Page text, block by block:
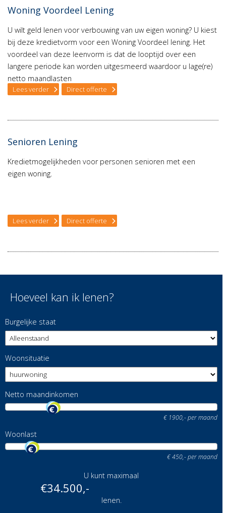
Woning Voordeel Lening
U wilt geld lenen voor verbouwing van uw eigen woning? U kiest
bij deze kredietvorm voor een Woning Voordeel lening. Het
voordeel van deze leenvorm is dat de looptijd over een
langere periode kan worden uitgesmeerd waardoor u lage(re)
netto maandlasten
Lees verder Direct offerte
Senioren Lening
Kredietmogelijkheden voor personen senioren met een
eigen woning.
Lees verder Direct offerte
Hoeveel kan ik lenen?
Burgelijke staat
Woonsituatie
Netto maandinkomen
€ 1900,- per maand
Woonlast
€450,- per maand
U kunt maximaal
€34.500,-
lenen.